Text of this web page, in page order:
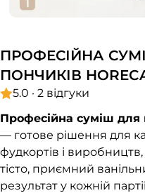
ПРОФЕСІЙНА
ПОНЧИКІВ
5.0 · 2 відгуки
Професійна суміш для
— готове рішення для
фудкортів і
тісто, приємний
результат у кожній